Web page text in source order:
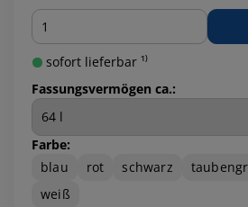
Menge
sofort lieferbar ¹⁾
Fassungsvermögen ca.:
Farbe:
blau
rot schwarz
weiß